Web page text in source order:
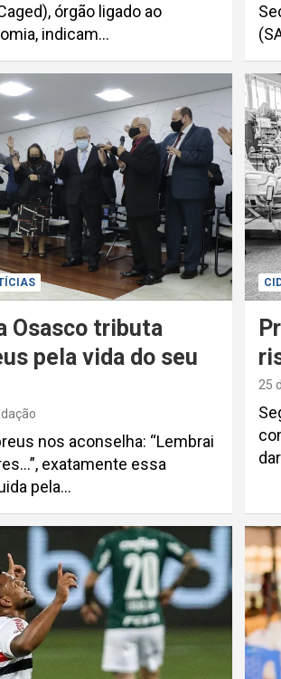
órgão ligado ao
indicam…
Osasco tributa
pela vida do seu
nos aconselha: “Lembrai
exatamente essa
pela…
25